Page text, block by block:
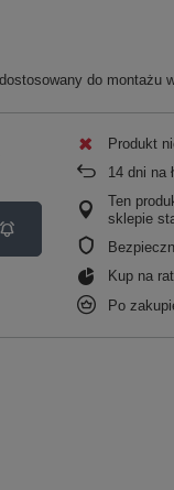
do montażu
Produkt
14 dni na
Ten
sklepie
Kup na
Po